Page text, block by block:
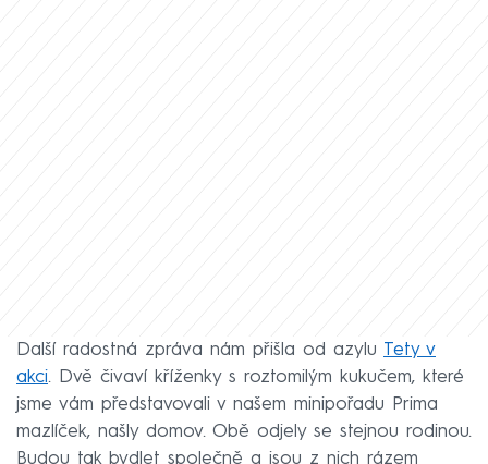
Další radostná zpráva nám přišla od azylu Tety v
akci. Dvě čivaví kříženky s roztomilým kukučem, které
jsme vám představovali v našem minipořadu Prima
mazlíček, našly domov. Obě odjely se stejnou rodinou.
Budou tak bydlet společně a jsou z nich rázem